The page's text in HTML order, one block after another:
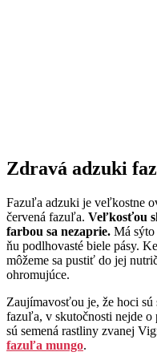
Zdravá adzuki
Fazuľa adzuki je veľkostne
červená fazuľa. Veľkosťou
farbou sa nezaprie. Má sýto
ňu podlhovasté biele pásy.
môžeme sa pustiť do jej
ohromujúce.
Zaujímavosťou je, že hoci sú
fazuľa, v skutočnosti nejde
sú semená rastliny zvanej
fazuľa mungo.